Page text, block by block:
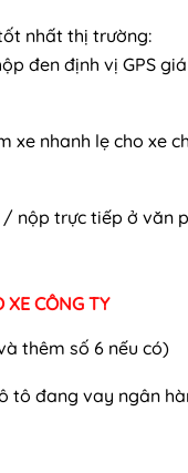
nhất thị trường:
đen định vị GPS
xe nhanh lẹ cho xe
nộp trực tiếp ở văn
CÔNG TY
thêm số 6 nếu có)
tô đang vay ngân